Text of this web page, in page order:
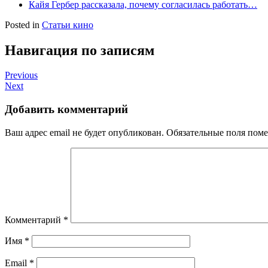
Кайя Гербер рассказала, почему согласилась работать…
Posted in Статьи кино
Навигация по записям
Previous
Next
Добавить комментарий
Ваш адрес email не будет опубликован. Обязательные поля
Комментарий *
Имя *
Email *